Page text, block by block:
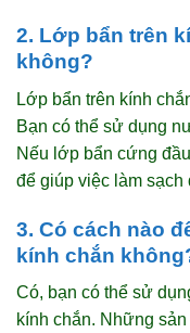
2. Lớp bẩn trên
không?
Lớp bẩn trên kính
Bạn có thể sử dụng
Nếu lớp bẩn cứng
để giúp việc làm sạch
3. Có cách nào
kính chắn
Có, bạn có thể sử
kính chắn. Những